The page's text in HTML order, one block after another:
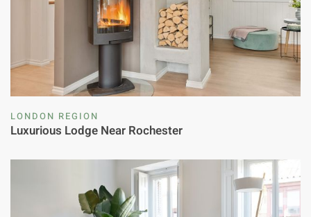
LONDON REGION
Luxurious Lodge Near Rochester